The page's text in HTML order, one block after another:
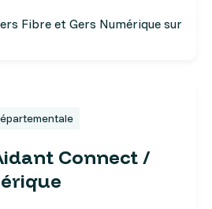
Fibre et Gers Numérique sur
Connect /